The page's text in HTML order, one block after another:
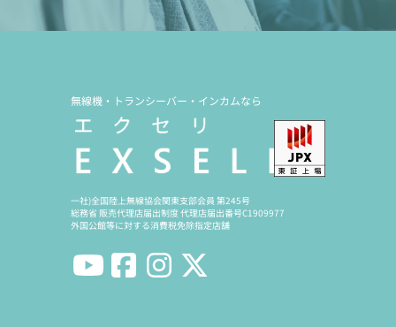
無線機・トランシーバー・インカムなら
一社)全国陸上無線協会関東支部会員 第245号
総務省 販売代理店届出制度 代理店届出番号C1909977
外国公館等に対する消費税免除指定店舗